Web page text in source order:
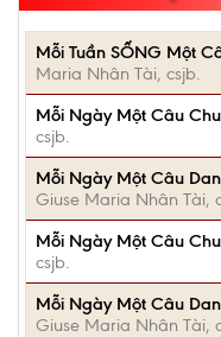
Mỗi Tuần SỐNG Một
Maria Nhân Tài, csjb.
Mỗi Ngày Một Câu
csjb.
Mỗi Ngày Một Câu
Giuse Maria Nhân Tài,
Mỗi Ngày Một Câu
csjb.
Mỗi Ngày Một Câu
Giuse Maria Nhân Tài,